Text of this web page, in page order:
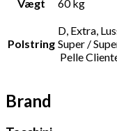
Vægt 60 kg
Polstring
D, Extra,
Super /
Pelle
Brand